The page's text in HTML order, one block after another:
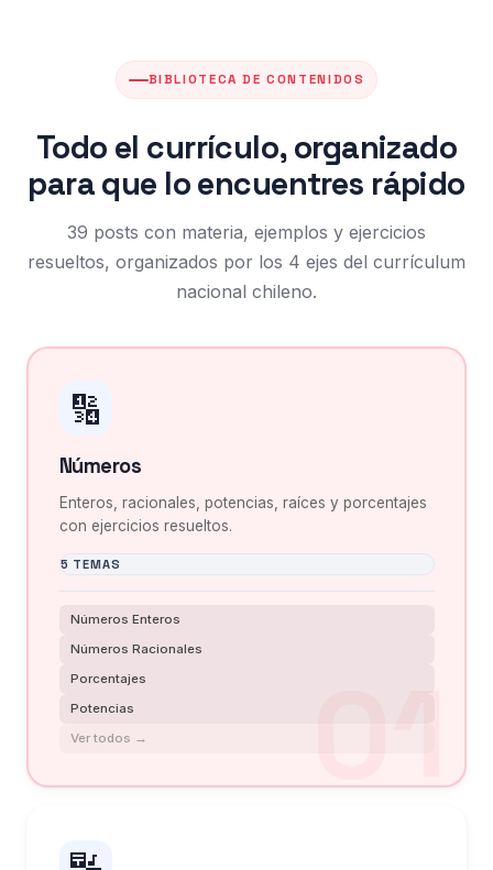
BIBLIOTECA DE CONTENIDOS
Todo el currículo, organizado
para que lo encuentres rápido
39 posts con materia, ejemplos y ejercicios
resueltos, organizados por los 4 ejes del currículum
nacional chileno.
🔢
Números
Enteros, racionales, potencias, raíces y porcentajes
con ejercicios resueltos.
5 TEMAS
Números Enteros
Números Racionales
Porcentajes
Potencias
Ver todos →